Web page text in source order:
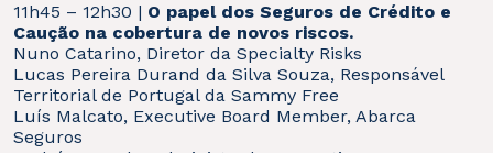
11h45 – 12h30 | O papel dos Seguros de Crédito e
Caução na cobertura de novos riscos.
Nuno Catarino, Diretor da Specialty Risks
Lucas Pereira Durand da Silva Souza, Responsável
Territorial de Portugal da Sammy Free
Luís Malcato, Executive Board Member, Abarca
Seguros